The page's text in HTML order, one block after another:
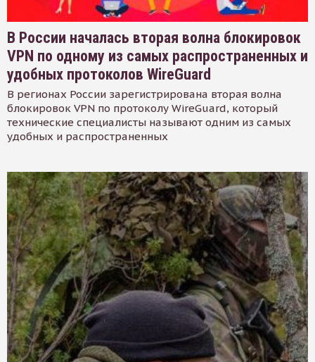
В России началась вторая волна блокировок
VPN по одному из самых распространенных и
удобных протоколов WireGuard
В регионах России зарегистрирована вторая волна
блокировок VPN по протоколу WireGuard, который
технические специалисты называют одним из самых
удобных и распространенных